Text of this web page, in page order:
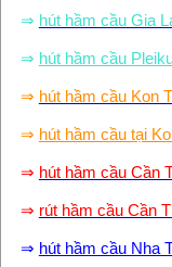
⇒ hút hầm cầu Gia
⇒ hút hầm cầu
⇒ hút hầm cầu Kon
⇒ hút hầm cầu tại
⇒ hút hầm cầu Cần
⇒ rút hầm cầu Cần
⇒ hút hầm cầu Nha